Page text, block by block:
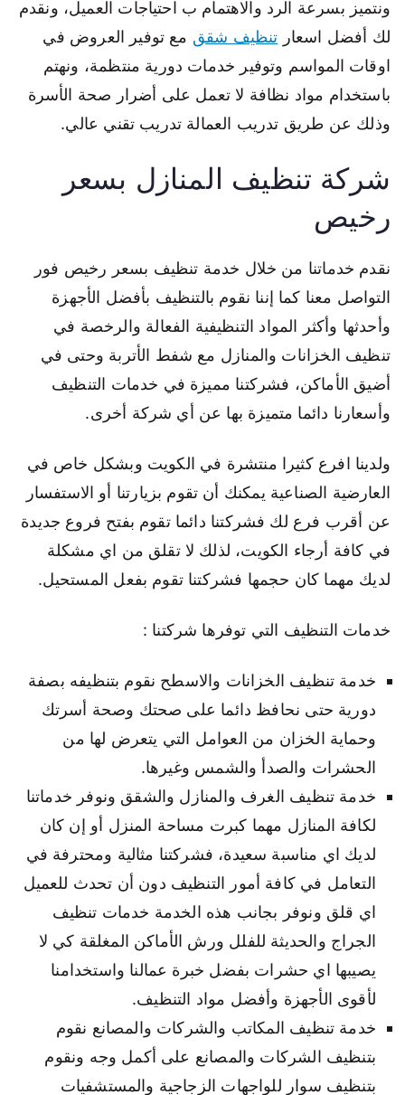
ونتميز بسرعة الرد والاهتمام ب احتياجات العميل، ونقدم
لك أفضل اسعار تنظيف شقق مع توفير العروض في
اوقات المواسم وتوفير خدمات دورية منتظمة، ونهتم
باستخدام مواد نظافة لا تعمل على أضرار صحة الأسرة
وذلك عن طريق تدريب العمالة تدريب تقني عالي.
شركة تنظيف المنازل بسعر
رخيص
نقدم خدماتنا من خلال خدمة تنظيف بسعر رخيص فور
التواصل معنا كما إننا نقوم بالتنظيف بأفضل الأجهزة
وأحدثها وأكثر المواد التنظيفية الفعالة والرخصة في
تنظيف الخزانات والمنازل مع شفط الأتربة وحتى في
أضيق الأماكن، فشركتنا مميزة في خدمات التنظيف
وأسعارنا دائما متميزة بها عن أي شركة أخرى.
ولدينا افرع كثيرا منتشرة في الكويت وبشكل خاص في
العارضية الصناعية يمكنك أن تقوم بزيارتنا أو الاستفسار
عن أقرب فرع لك فشركتنا دائما تقوم بفتح فروع جديدة
في كافة أرجاء الكويت، لذلك لا تقلق من اي مشكلة
لديك مهما كان حجمها فشركتنا تقوم بفعل المستحيل.
خدمات التنظيف التي توفرها شركتنا :
خدمة تنظيف الخزانات والاسطح نقوم بتنظيفه بصفة
دورية حتى نحافظ دائما على صحتك وصحة أسرتك
وحماية الخزان من العوامل التي يتعرض لها من
الحشرات والصدأ والشمس وغيرها.
خدمة تنظيف الغرف والمنازل والشقق ونوفر خدماتنا
لكافة المنازل مهما كبرت مساحة المنزل أو إن كان
لديك اي مناسبة سعيدة، فشركتنا مثالية ومحترفة في
التعامل في كافة أمور التنظيف دون أن تحدث للعميل
اي قلق ونوفر بجانب هذه الخدمة خدمات تنظيف
الجراج والحديثة للفلل ورش الأماكن المغلقة كي لا
يصيبها اي حشرات بفضل خبرة عمالنا واستخدامنا
لأقوى الأجهزة وأفضل مواد التنظيف.
خدمة تنظيف المكاتب والشركات والمصانع نقوم
بتنظيف الشركات والمصانع على أكمل وجه ونقوم
بتنظيف سوار للواجهات الزجاجية والمستشفيات